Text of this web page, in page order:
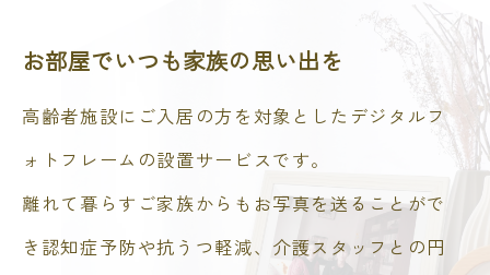
お部屋でいつも家族の思い出を
高齢者施設にご入居の方を対象としたデジタルフ
ォトフレームの設置サービスです。
離れて暮らすご家族からもお写真を送ることがで
き認知症予防や抗うつ軽減、介護スタッフとの円